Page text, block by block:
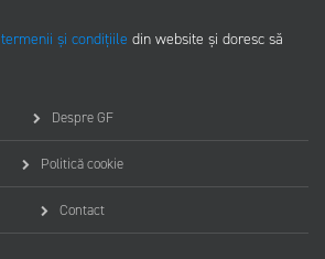
termenii și condițiile din website și doresc să
Despre GF
Politică cookie
Contact